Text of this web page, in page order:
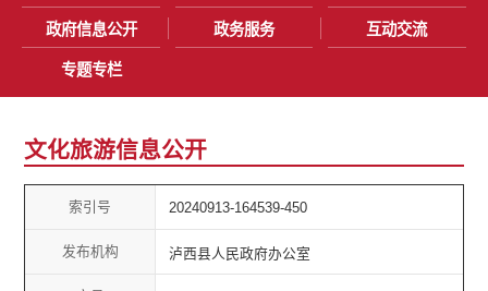
政府信息公开 政务服务 互动交流
专题专栏
文化旅游信息公开
索引号 20240913-164539-450
发布机构 泸西县人民政府办公室